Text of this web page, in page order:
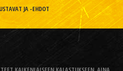
JA -EHDOT